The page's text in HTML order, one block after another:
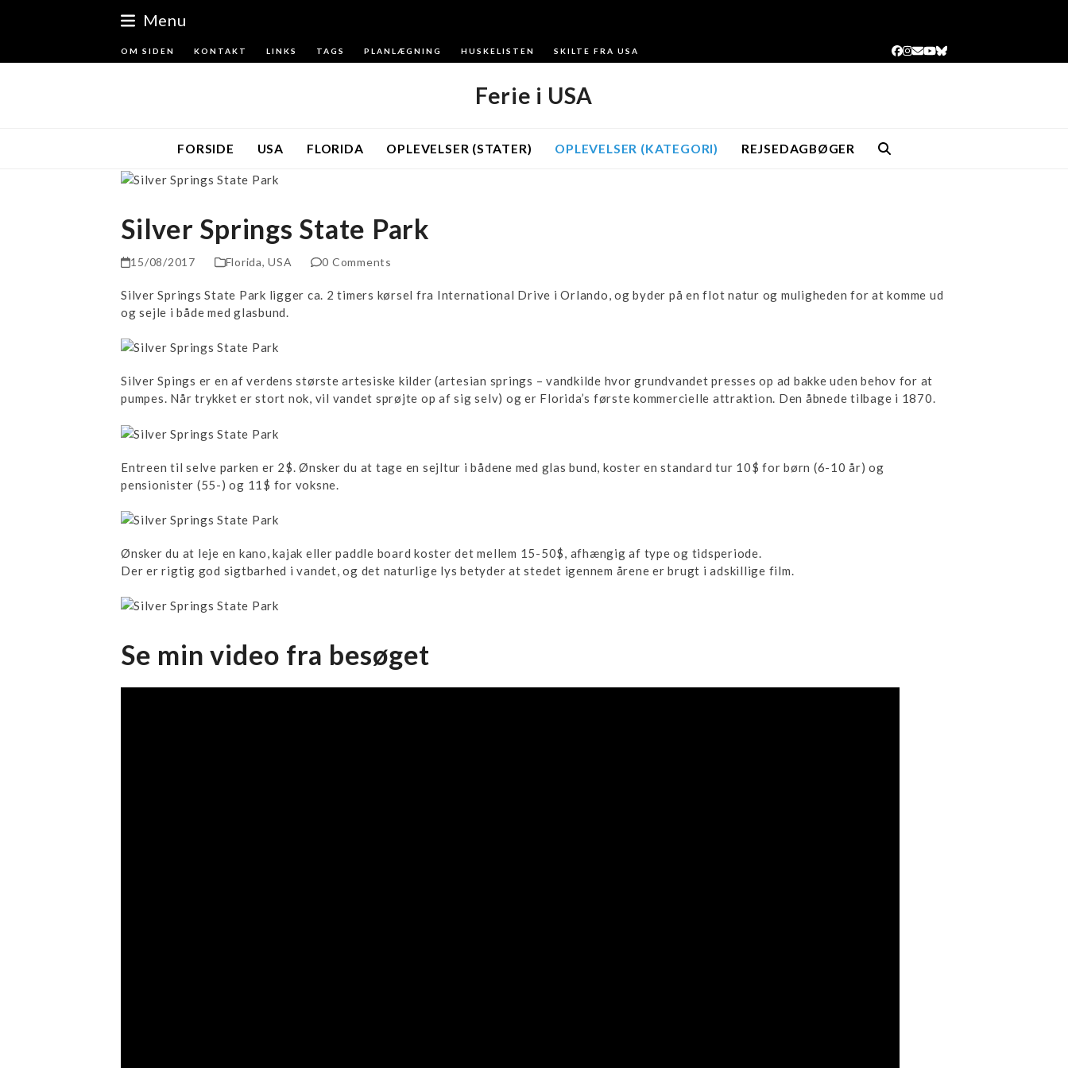
Menu
OM SIDEN KONTAKT LINKS TAGS PLANLÆGNING HUSKELISTEN SKILTE FRA USA Facebook
Instagram
EmailYouTube
Bluesky
Ferie i USA
FORSIDE USA FLORIDA OPLEVELSER (STATER) OPLEVELSER (KATEGORI) REJSEDAGBØGER
Silver Springs State Park
15/08/2017 Florida,USA 0 Comments
Silver Springs State Park ligger ca. 2 timers kørsel fra International Drive i Orlando, og byder på en flot natur og muligheden for at komme ud
og sejle i både med glasbund.
Silver Spings er en af verdens største artesiske kilder (artesian springs – vandkilde hvor grundvandet presses op ad bakke uden behov for at
pumpes. Når trykket er stort nok, vil vandet sprøjte op af sig selv) og er Florida’s første kommercielle attraktion. Den åbnede tilbage i 1870.
Entreen til selve parken er 2$. Ønsker du at tage en sejltur i bådene med glas bund, koster en standard tur 10$ for børn (6-10 år) og
pensionister (55-) og 11$ for voksne.
Ønsker du at leje en kano, kajak eller paddle board koster det mellem 15-50$, afhængig af type og tidsperiode.
Der er rigtig god sigtbarhed i vandet, og det naturlige lys betyder at stedet igennem årene er brugt i adskillige film.
Se min video fra besøget